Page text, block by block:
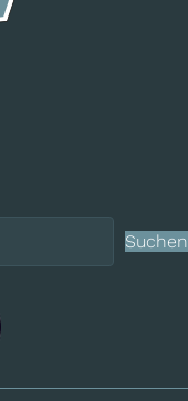
Suchen